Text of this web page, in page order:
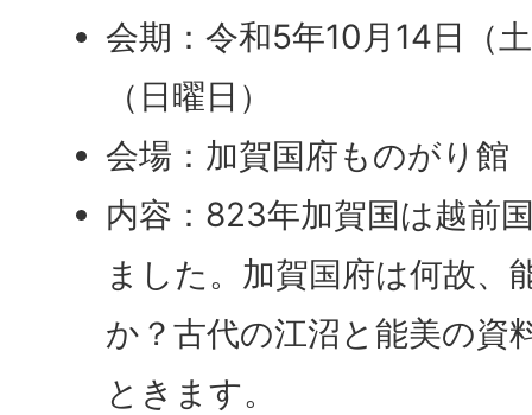
会期：令和5年10月14日（
（日曜日）
会場：加賀国府ものがり館
内容：823年加賀国は越前
ました。加賀国府は何故、
か？古代の江沼と能美の資
ときます。